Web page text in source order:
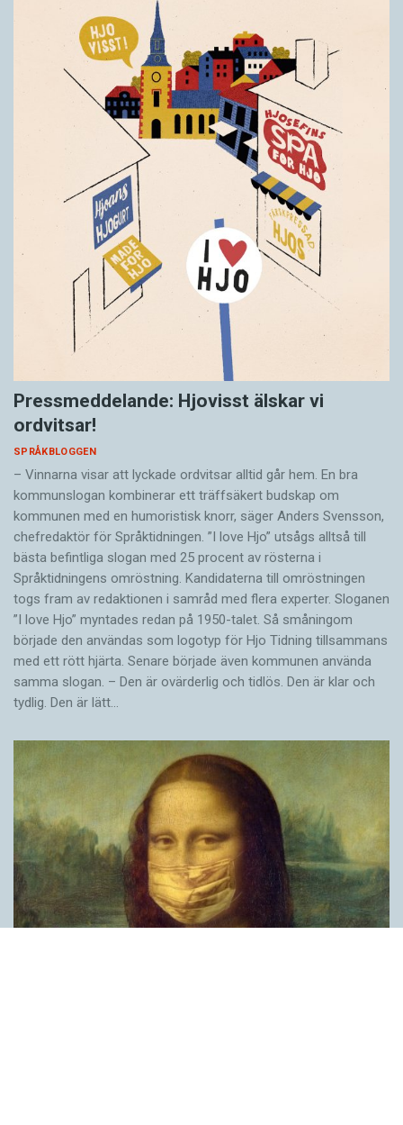
Pressmeddelande: Hjovisst älskar vi
ordvitsar!
SPRÅKBLOGGEN
– Vinnarna visar att lyckade ordvitsar alltid går hem. En bra
kommunslogan kombinerar ett träffsäkert budskap om
kommunen med en humoristisk knorr, säger Anders Svensson,
chefredaktör för Språktidningen. ”I love Hjo” utsågs alltså till
bästa befintliga slogan med 25 procent av rösterna i
Språktidningens omröstning. Kandidaterna till omröstningen
togs fram av redaktionen i samråd med flera experter. Sloganen
”I love Hjo” myntades redan på 1950-talet. Så småningom
började den användas som logotyp för Hjo Tidning tillsammans
med ett rött hjärta. Senare började även kommunen använda
samma slogan. – Den är ovärderlig och tidlös. Den är klar och
tydlig. Den är lätt…